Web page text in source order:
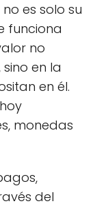
es solo su
funciona
no
en la
en él.
monedas
del